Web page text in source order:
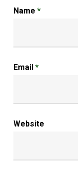
Name *
Email *
Website